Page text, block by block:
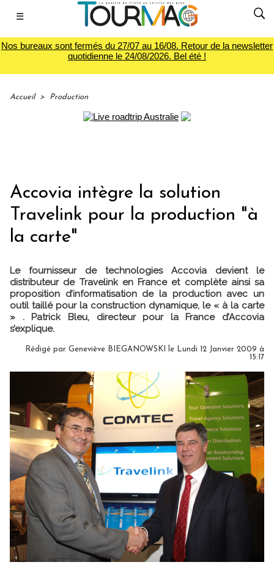
☰
Nos bureaux sont fermés du 27/07 au 16/08. Retour de la newsletter
quotidienne le 24/08/2026. Bel été !
Accueil > Production
Accovia intègre la solution
Travelink pour la production "à
la carte"
Le fournisseur de technologies Accovia devient le
distributeur de Travelink en France et complète ainsi sa
proposition d’informatisation de la production avec un
outil taillé pour la construction dynamique, le « à la carte
» . Patrick Bleu, directeur pour la France d’Accovia
s’explique.
Rédigé par Geneviève BIEGANOWSKI le Lundi 12 Janvier 2009 à
15:17